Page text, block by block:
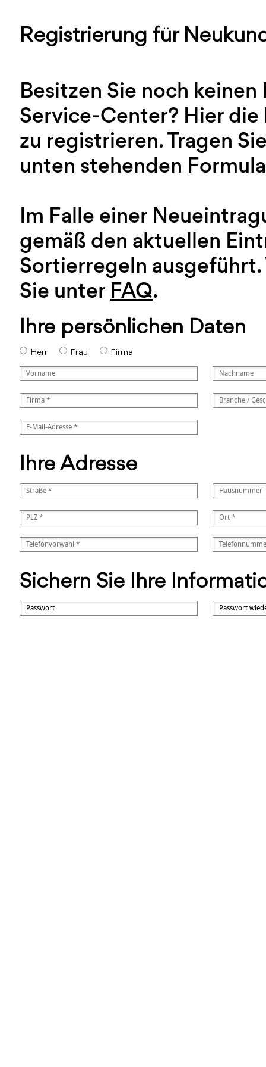
Registrierung für
Besitzen Sie noch
Service-Center? Hier
zu registrieren. Tragen
unten stehenden
Im Falle einer
gemäß den aktuellen
Sortierregeln
Sie unter FAQ.
Ihre persönlichen Daten
Herr Frau Firma
Ihre Adresse
Sichern Sie Ihre